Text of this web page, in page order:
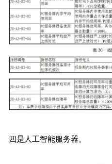
四是人工智能服务器。